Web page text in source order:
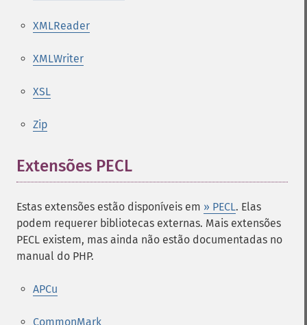
XMLReader
XMLWriter
XSL
Zip
Extensões PECL
Estas extensões estão disponíveis em » PECL. Elas
podem requerer bibliotecas externas. Mais extensões
PECL existem, mas ainda não estão documentadas no
manual do PHP.
APCu
CommonMark